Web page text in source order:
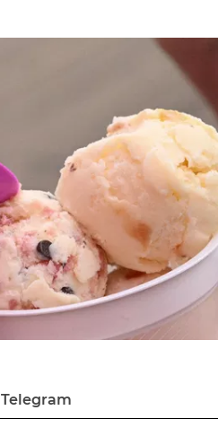
Telegram